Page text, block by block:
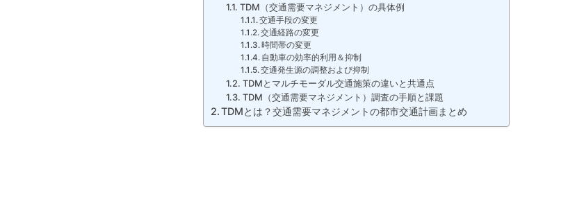
TDM（交通需要マネジメント）の具体例
交通手段の変更
交通経路の変更
時間帯の変更
自動車の効率的利用＆抑制
交通発生源の調整および抑制
TDMとマルチモーダル交通施策の違いと共通点
TDM（交通需要マネジメント）調査の手順と課題
TDMとは？交通需要マネジメントの都市交通計画まとめ